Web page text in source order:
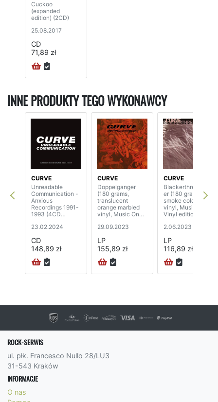
Cuckoo
(expanded
edition) (2CD)
25.08.2017
CD
71,89 zł
INNE PRODUKTY TEGO WYKONAWCY
CURVE
Unreadable
Communication -
Anxious
Recordings 1991-
1993 (4CD
23.02.2024
CD
148,89 zł
CURVE
Doppelganger
(180 grams,
translucent
orange marbled
vinyl, Music On
29.09.2023
LP
155,89 zł
CURVE
Blackerthreetrack
er (180 grams,
smoke coloured
vinyl, Music On
Vinyl edition)
2.06.2023
LP
116,89 zł
ROCK-SERWIS
ul. płk. Francesco Nullo 28/LU3
31-543 Kraków
INFORMACJE
O nas